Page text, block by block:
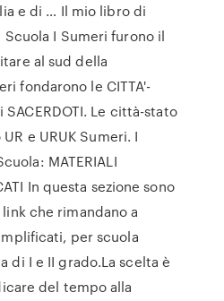
e di … Il mio libro di
I Sumeri furono il
al sud della
fondarono le CITTA'-
SACERDOTI. Le città-stato
e URUK Sumeri. I
MATERIALI
In questa sezione sono
che rimandano a
per scuola
di I e II grado.La scelta è
del tempo alla